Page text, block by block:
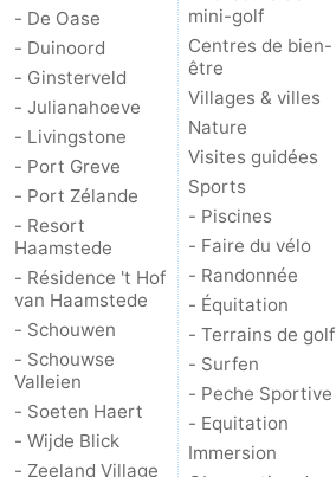
Oranjezon
Oostkapelle
-
Nature
de
Mantelingen
-
Domburg
Zoutelande
Vlissingen
-
Middelburg
Météo
Contact
- De Oase
- Duinoord
- Ginsterveld
- Julianahoeve
- Livingstone
- Port Greve
- Port Zélande
- Resort
Haamstede
- Résidence 't Hof
van Haamstede
- Schouwen
- Schouwse
Valleien
- Soeten Haert
- Wijde Blick
- Zeeland Village
mini-golf
Centres de bien-
être
Villages & villes
Nature
Visites guidées
Sports
- Piscines
- Faire du vélo
- Randonnée
- Équitation
- Terrains de golf
- Surfen
- Peche Sportive
- Equitation
Immersion